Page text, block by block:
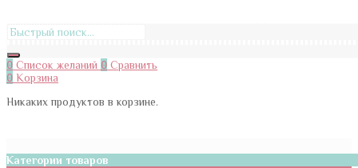
0 Список желаний 0 Сравнить
0 Корзина
Никаких продуктов в корзине.
Категории товаров